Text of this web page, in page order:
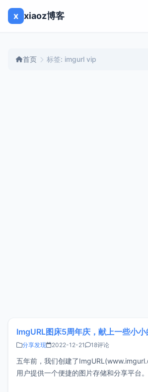
x xiaoz博客
首页 标签: imgurl vip
ImgURL图床5周年庆，献上一些小小
分享发现 2022-12-21 18评论
五年前，我们创建了
用户提供一个便捷的图片存储和分享平台